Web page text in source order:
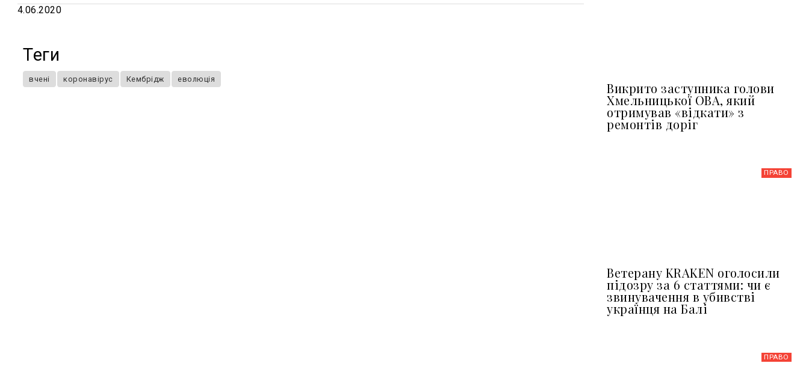
4.06.2020
Теги
вчені коронавірус Кембрідж еволюція
Викрито заступника голови
Хмельницької ОВА, який
отримував «відкати» з
ремонтів доріг
ПРАВО
Ветерану KRAKEN оголосили
підозру за 6 статтями: чи є
звинувачення в убивстві
українця на Балі
ПРАВО